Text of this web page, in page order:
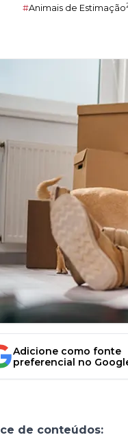
#Animais de Estimação
Adicione como fonte
preferencial no
de conteúdos: